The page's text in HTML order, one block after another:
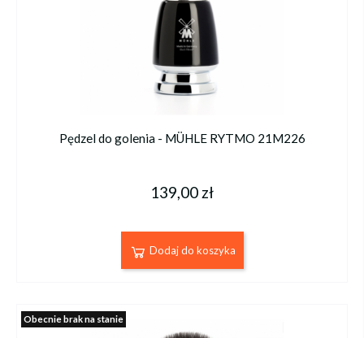
Pędzel do golenia - MÜHLE RYTMO 21M226
139,00 zł
Dodaj do koszyka
Obecnie brak na stanie